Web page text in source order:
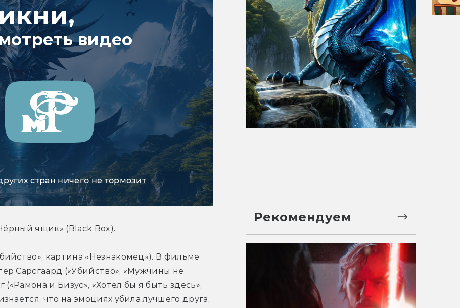
видео
стран ничего не тормозит
ящик» (Black Box).
картина «Незнакомец»). В фильме
Сарсгаард («Убийство», «Мужчины не
и Бизус», «Хотел бы я быть здесь»,
что на эмоциях убила лучшего друга,
Рекомендуем